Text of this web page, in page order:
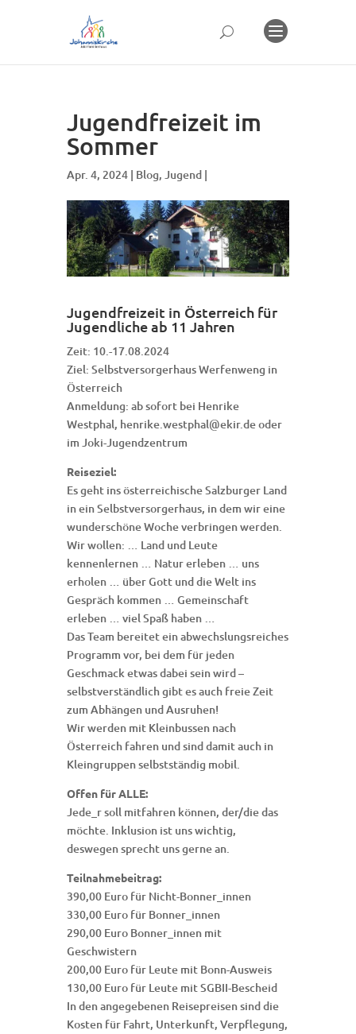
Jugendfreizeit im
Sommer
Apr. 4, 2024 | Blog, Jugend |
Jugendfreizeit in Österreich für
Jugendliche ab 11 Jahren
Zeit: 10.-17.08.2024
Ziel: Selbstversorgerhaus Werfenweng in
Österreich
Anmeldung: ab sofort bei Henrike
Westphal, henrike.westphal@ekir.de oder
im Joki-Jugendzentrum
Reiseziel:
Es geht ins österreichische Salzburger Land
in ein Selbstversorgerhaus, in dem wir eine
wunderschöne Woche verbringen werden.
Wir wollen: … Land und Leute
kennenlernen … Natur erleben … uns
erholen … über Gott und die Welt ins
Gespräch kommen … Gemeinschaft
erleben … viel Spaß haben …
Das Team bereitet ein abwechslungsreiches
Programm vor, bei dem für jeden
Geschmack etwas dabei sein wird –
selbstverständlich gibt es auch freie Zeit
zum Abhängen und Ausruhen!
Wir werden mit Kleinbussen nach
Österreich fahren und sind damit auch in
Kleingruppen selbstständig mobil.
Offen für ALLE:
Jede_r soll mitfahren können, der/die das
möchte. Inklusion ist uns wichtig,
deswegen sprecht uns gerne an.
Teilnahmebeitrag:
390,00 Euro für Nicht-Bonner_innen
330,00 Euro für Bonner_innen
290,00 Euro Bonner_innen mit
Geschwistern
200,00 Euro für Leute mit Bonn-Ausweis
130,00 Euro für Leute mit SGBII-Bescheid
In den angegebenen Reisepreisen sind die
Kosten für Fahrt, Unterkunft, Verpflegung,